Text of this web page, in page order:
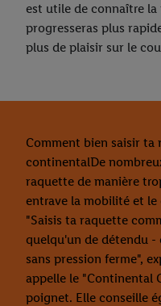
est utile de connaître
progresseras plus
plus de plaisir sur le
Comment bien saisir
continentalDe
raquette de manière
entrave la mobilité et
"Saisis ta raquette
quelqu'un de détendu -
sans pression ferme",
appelle le "Continental
poignet. Elle conseille